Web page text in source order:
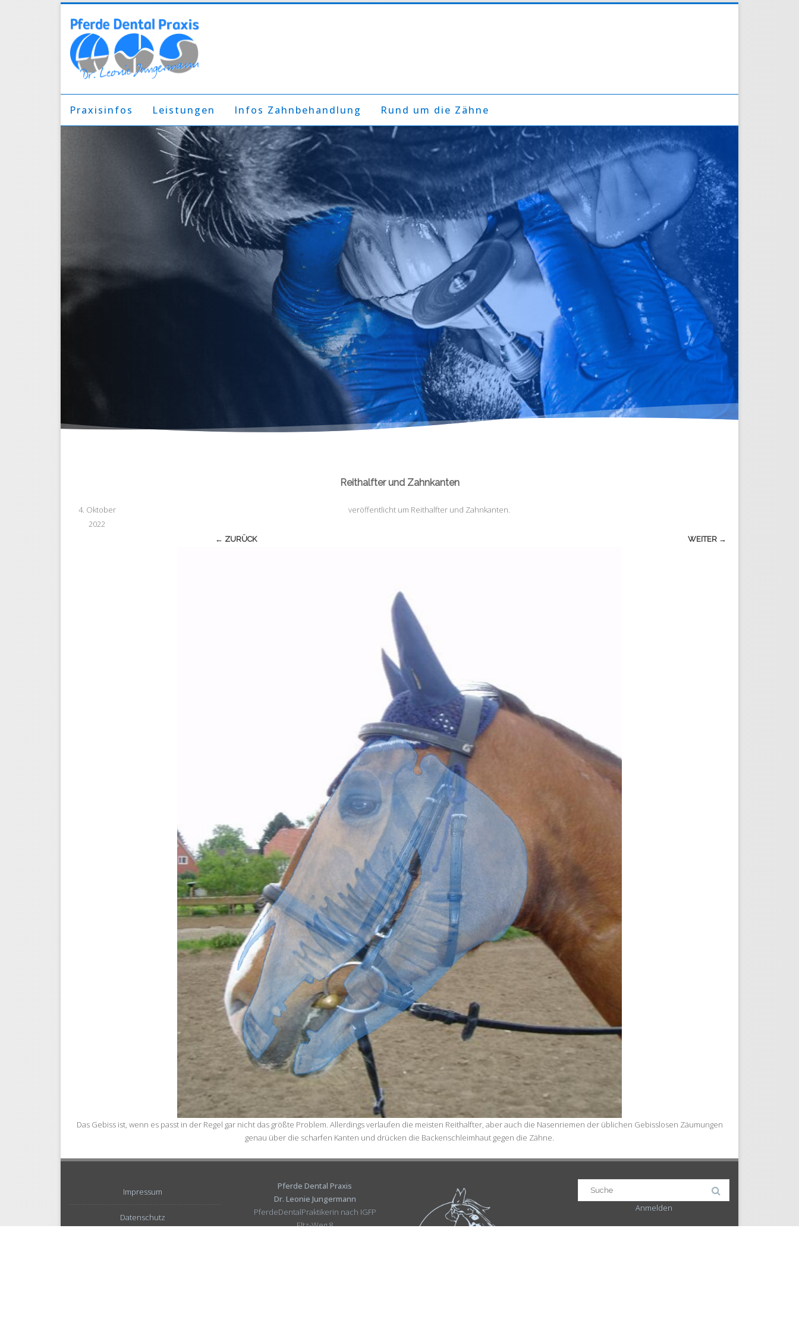
Praxisinfos Leistungen Infos Zahnbehandlung Rund um die Zähne
Reithalfter und Zahnkanten
veröffentlicht
4. Oktober
2022
um Reithalfter und Zahnkanten
← ZURÜCK WEITER →
Das Gebiss ist, wenn es passt in der Regel gar nicht das größte Problem. Allerdings verlaufen die meisten Reithalfter, aber auch die Nasenriemen der üblichen Gebisslosen Zäumungen
genau über die scharfen Kanten und drücken die Backenschleimhaut gegen die Zähne.
Impressum
Datenschutz
Pferde Dental Praxis
Dr. Leonie Jungermann
PferdeDentalPraktikerin nach IGFP
Eltz-Weg 8
Suchergebnis
Anmelden